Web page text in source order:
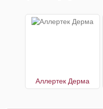
Аллертек Дерма